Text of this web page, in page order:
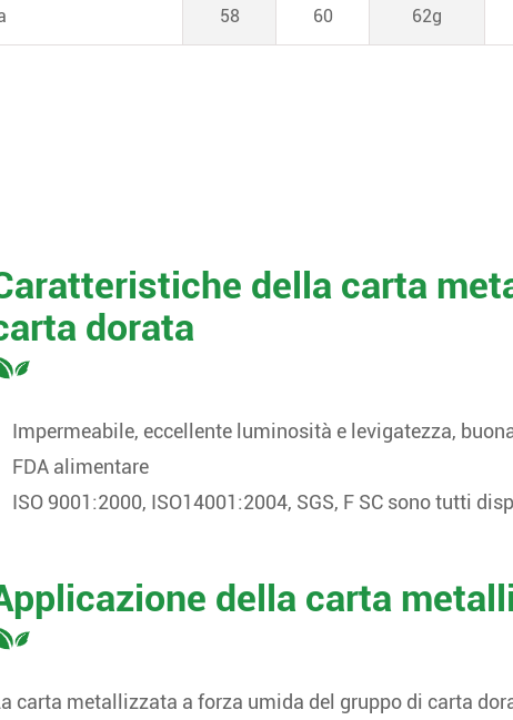
58 60 62g
della carta
dorata
Impermeabile, eccellente luminosità e levigatezza,
FDA alimentare
ISO 9001:2000, ISO14001:2004, SGS, F SC sono tutti
della carta
carta metallizzata a forza umida del gruppo di carta